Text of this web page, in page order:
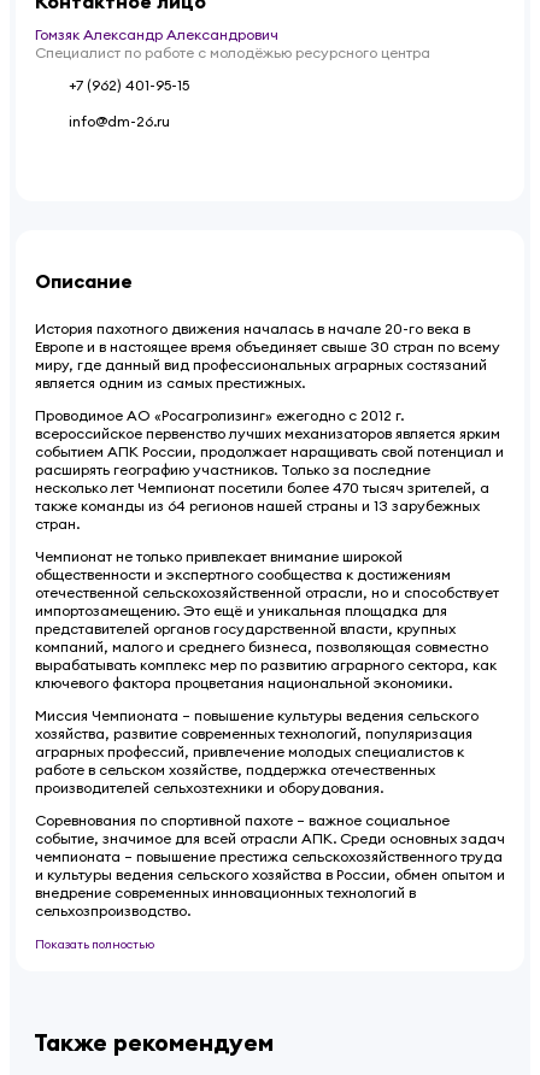
Гомзяк Александр Александрович
Специалист по работе с молодёжью ресурсного центра
+7 (962) 401-95-15
info@dm-26.ru
Описание
История пахотного движения началась в начале 20-го века в
Европе и в настоящее время объединяет свыше 30 стран по всему
миру, где данный вид профессиональных аграрных состязаний
является одним из самых престижных.
Проводимое АО «Росагролизинг» ежегодно с 2012 г.
всероссийское первенство лучших механизаторов является ярким
событием АПК России, продолжает наращивать свой потенциал и
расширять географию участников. Только за последние
несколько лет Чемпионат посетили более 470 тысяч зрителей, а
также команды из 64 регионов нашей страны и 13 зарубежных
стран.
Чемпионат не только привлекает внимание широкой
общественности и экспертного сообщества к достижениям
отечественной сельскохозяйственной отрасли, но и способствует
импортозамещению. Это ещё и уникальная площадка для
представителей органов государственной власти, крупных
компаний, малого и среднего бизнеса, позволяющая совместно
вырабатывать комплекс мер по развитию аграрного сектора, как
ключевого фактора процветания национальной экономики.
Миссия Чемпионата – повышение культуры ведения сельского
хозяйства, развитие современных технологий, популяризация
аграрных профессий, привлечение молодых специалистов к
работе в сельском хозяйстве, поддержка отечественных
производителей сельхозтехники и оборудования.
Соревнования по спортивной пахоте – важное социальное
событие, значимое для всей отрасли АПК. Среди основных задач
чемпионата – повышение престижа сельскохозяйственного труда
и культуры ведения сельского хозяйства в России, обмен опытом и
внедрение современных инновационных технологий в
сельхозпроизводство.
Показать полностью
Также рекомендуем